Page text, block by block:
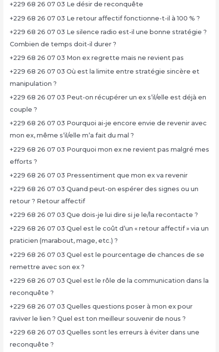
+229 68 26 07 03 Le désir de reconquête
+229 68 26 07 03 Le retour affectif fonctionne-t-il à 100 % ?
+229 68 26 07 03 Le silence radio est-il une bonne stratégie ?
Combien de temps doit-il durer ?
+229 68 26 07 03 Mon ex regrette mais ne revient pas
+229 68 26 07 03 Où est la limite entre stratégie sincère et
manipulation ?
+229 68 26 07 03 Peut-on récupérer un ex s’il/elle est déjà en
couple ?
+229 68 26 07 03 Pourquoi ai-je encore envie de revenir avec
mon ex, même s’il/elle m’a fait du mal ?
+229 68 26 07 03 Pourquoi mon ex ne revient pas malgré mes
efforts ?
+229 68 26 07 03 Pressentiment que mon ex va revenir
+229 68 26 07 03 Quand peut-on espérer des signes ou un
retour ? Retour affectif
+229 68 26 07 03 Que dois-je lui dire si je le/la recontacte ?
+229 68 26 07 03 Quel est le coût d’un « retour affectif » via un
praticien (marabout, mage, etc.) ?
+229 68 26 07 03 Quel est le pourcentage de chances de se
remettre avec son ex ?
+229 68 26 07 03 Quel est le rôle de la communication dans la
reconquête ?
+229 68 26 07 03 Quelles questions poser à mon ex pour
raviver le lien ? Quel est ton meilleur souvenir de nous ?
+229 68 26 07 03 Quelles sont les erreurs à éviter dans une
reconquête ?